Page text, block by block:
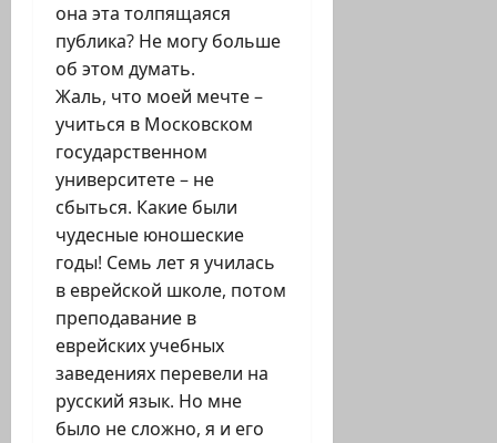
она эта толпящаяся
публика? Не могу больше
об этом думать.
Жаль, что моей мечте –
учиться в Московском
государственном
университете – не
сбыться. Какие были
чудесные юношеские
годы! Семь лет я училась
в еврейской школе, потом
преподавание в
еврейских учебных
заведениях перевели на
русский язык. Но мне
было не сложно, я и его